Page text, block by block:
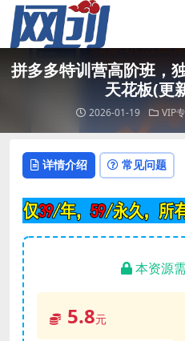
拼多多特训营高阶班，
天花板(更
2026-01-19 VIP
详情介绍 常见问题
本资源
5.8元